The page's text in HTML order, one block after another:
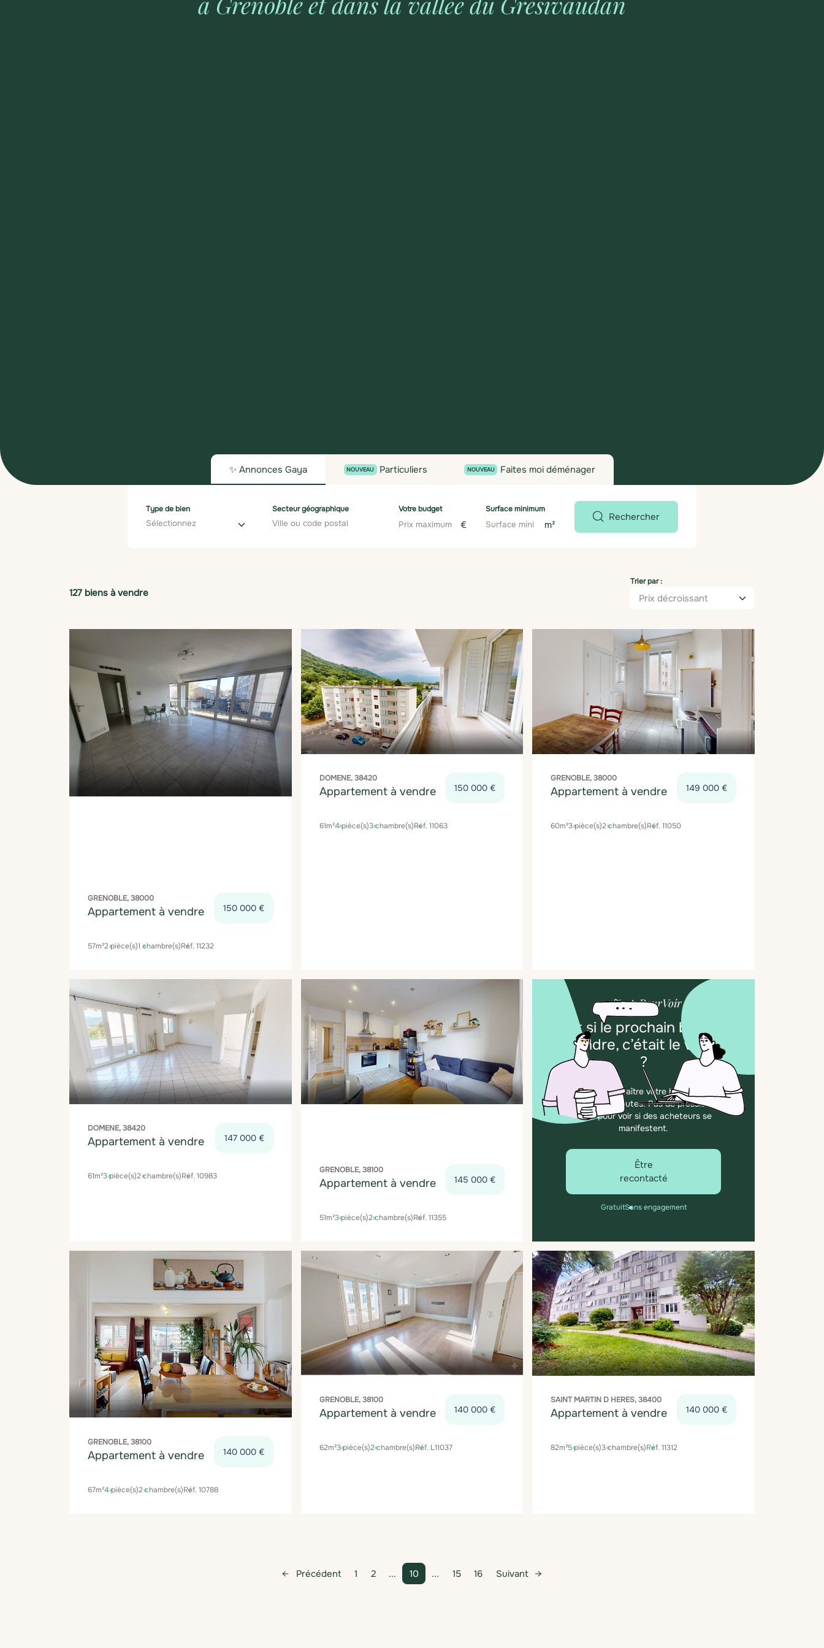
✨ Annonces Gaya NOUVEAU Particuliers NOUVEAU Faites moi déménager
Type de bien Secteur géographique Votre budget
€
Surface minimum
m²
Rechercher
127 biens à vendre
Trier par :
GRENOBLE, 38000
Appartement à vendre 150 000 €
57m²2 pièce(s)1 chambre(s)Réf. 11232
DOMENE, 38420
Appartement à vendre 150 000 €
61m²4 pièce(s)3 chambre(s)Réf. 11063
GRENOBLE, 38000
Appartement à vendre 149 000 €
60m²3 pièce(s)2 chambre(s)Réf. 11050
DOMENE, 38420
Appartement à vendre 147 000 €
61m²3 pièce(s)2 chambre(s)Réf. 10983
GRENOBLE, 38100
Appartement à vendre 145 000 €
51m²3 pièce(s)2 chambre(s)Réf. 11355
#JustePourVoir
Et si le prochain bien à
vendre, c’était le vôtre
?
Faites apparaître votre bien ici, en
quelques minutes. Pas de pression,
juste pour voir si des acheteurs se
manifestent.
Être
recontacté
GratuitSans engagement
GRENOBLE, 38100
Appartement à vendre 140 000 €
67m²4 pièce(s)2 chambre(s)Réf. 10788
GRENOBLE, 38100
Appartement à vendre 140 000 €
62m²3 pièce(s)2 chambre(s)Réf. L11037
SAINT MARTIN D HERES, 38400
Appartement à vendre 140 000 €
82m²5 pièce(s)3 chambre(s)Réf. 11312
1 2 ... 10 ... 15 16